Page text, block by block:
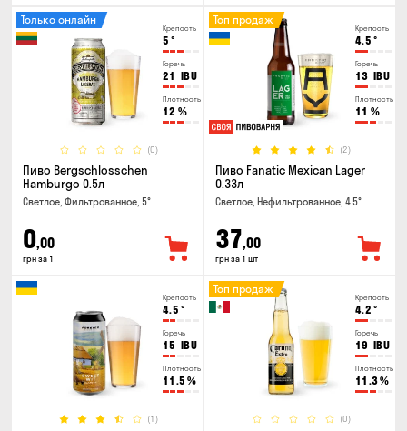
Крепость
5 °
Горечь
21 IBU
Плотность
12 %
(0)
Только онлайн
Пиво Bergschlosschen
Hamburgo 0.5л
Светлое, Фильтрованное, 5°
0,00
грн за 1
Крепость
4.5 °
Горечь
13 IBU
Плотность
11 %
(2)
Топ продаж
Пиво Fanatic Mexican Lager
0.33л
Светлое, Нефильтрованное, 4.5°
37,00
грн за 1 шт
Крепость
4.5 °
Горечь
15 IBU
Плотность
11.5 %
(1)
Крепость
4.2 °
Горечь
19 IBU
Плотность
11.3%
(0)
Топ продаж